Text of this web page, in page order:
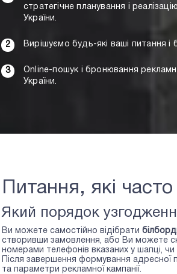
стратегічне планування і
України.
Вирішуємо будь-які ваші питання і
Online-пошук і бронювання
України.
Питання, які
Який порядок
Ви можете самостійно відібрати
створивши замовлення, або Ви можете
номерами телефонів вказаних у шапці, чи
Після завершення формування адресної
та параметри рекламної кампанії.